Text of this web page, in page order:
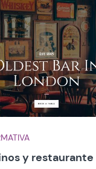
y restaurante